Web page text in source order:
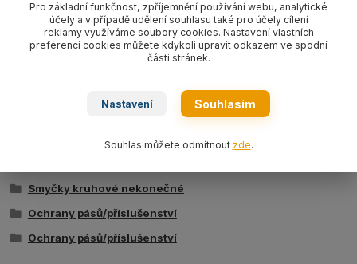
Kompletní specifikace
Ochrana PVC modrá pro textilní ploché pásy a nekonečné
Zboží zařazeno v kategoriích
Smyčky kruhové nekonečné
Ochrany pásů/příslušenství
Ochrany pásů/příslušenství
Pro základní funkčnost, zpříjemnění používání webu, analytické
účely a v případě udělení souhlasu také pro účely cílení
reklamy využíváme soubory cookies. Nastavení vlastních
preferencí cookies můžete kdykoli upravit odkazem ve spodní
části stránek.
Nastavení Souhlasím
Souhlas můžete odmítnout zde.